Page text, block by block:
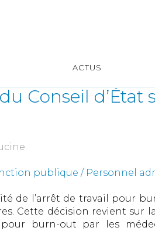
ACTUS
Conseil d’État
publique / Personnel
de l’arrêt de travail pour
Cette décision revient sur
burn-out par les